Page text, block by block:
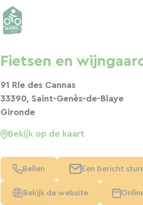
Fietsen en
91 Rle des Cannas
33390, Saint-Genès-de-Blaye
Gironde
Bekijk op de kaart
Bellen Een bericht
Bekijk de website